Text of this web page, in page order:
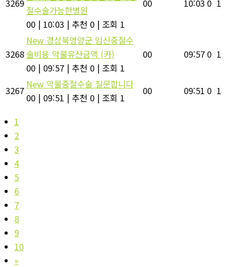
3269
절수술가능한병원
00 | 10:03 | 추천 0 | 조회 1
00 10:03 0 1
3268
New 경상북영양군 임신중절수
술비용 약물유산금액 (카)
00 | 09:57 | 추천 0 | 조회 1
00 09:57 0 1
3267
New 약물중절수술 질문합니다
00 | 09:51 | 추천 0 | 조회 1
00 09:51 0 1
1
2
3
4
5
6
7
8
9
10
»